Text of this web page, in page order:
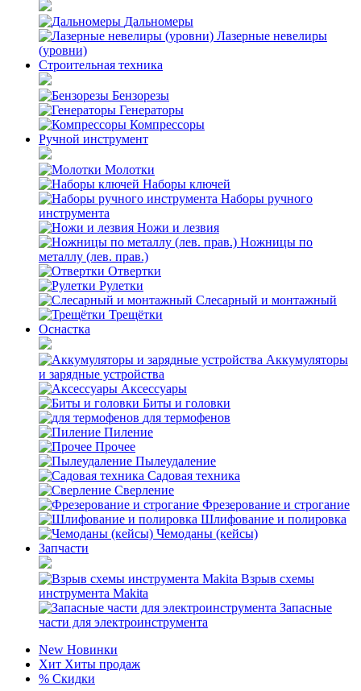
Дальномеры
Лазерные невелиры
(уровни)
Строительная техника
Бензорезы
Генераторы
Компрессоры
Ручной инструмент
Молотки
Наборы ключей
Наборы ручного
инструмента
Ножи и лезвия
Ножницы по
металлу (лев. прав.)
Отвертки
Рулетки
Слесарный и монтажный
Трещётки
Оснастка
Аккумуляторы
и зарядные устройства
Аксессуары
Биты и головки
для термофенов
Пиление
Прочее
Пылеудаление
Садовая техника
Сверление
Фрезерование и строгание
Шлифование и полировка
Чемоданы (кейсы)
Запчасти
Взрыв схемы
инструмента Makita
Запасные
части для электроинструмента
New Новинки
Хит Хиты продаж
% Скидки